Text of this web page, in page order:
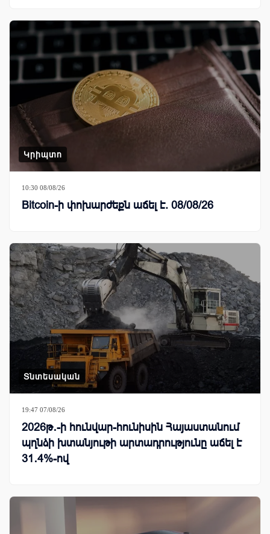
Կրիպտո
10:30 08/08/26
Bitcoin-ի փոխարժեքն աճել է. 08/08/26
Տնտեսական
19:47 07/08/26
2026թ․-ի հունվար-հունիսին Հայաստանում
պղնձի խտանյութի արտադրությունը աճել է
31․4%-ով